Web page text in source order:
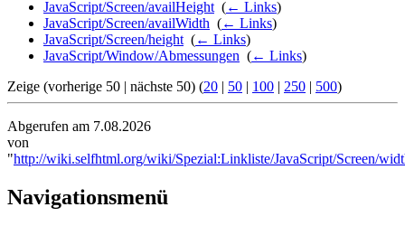
JavaScript/Screen/availHeight (← Links)
JavaScript/Screen/availWidth (← Links)
JavaScript/Screen/height (← Links)
JavaScript/Window/Abmessungen (← Links)
Zeige (vorherige 50 | nächste 50) (20 | 50 | 100 | 250 | 500)
Abgerufen am 7.08.2026
von
"http://wiki.selfhtml.org/wiki/Spezial:Linkliste/JavaScript/Screen/
Navigationsmenü